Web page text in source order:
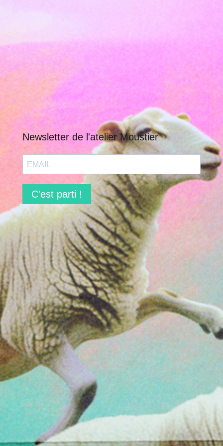
Newsletter de l'atelier Moustier
C'est parti !